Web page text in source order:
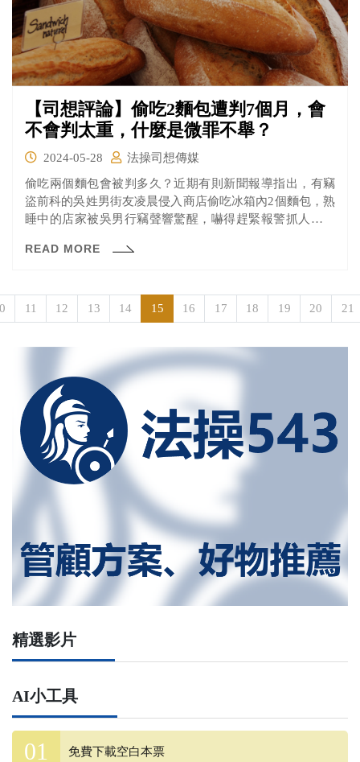
【司想評論】偷吃2麵包遭判7個月，會
不會判太重，什麼是微罪不舉？
2024-05-28
法操司想傳媒
偷吃兩個麵包會被判多久？近期有則新聞報導指出，有竊
盜前科的吳姓男街友凌晨侵入商店偷吃冰箱內2個麵包，熟
睡中的店家被吳男行竊聲響驚醒，嚇得趕緊報警抓人，吳
思以正當方式謀生，一再偷竊，法治觀念薄弱，依侵入有
READ MORE
11 12 13 14 15 16 17 18 19 20 21
精選影片
AI小工具
免費下載空白本票